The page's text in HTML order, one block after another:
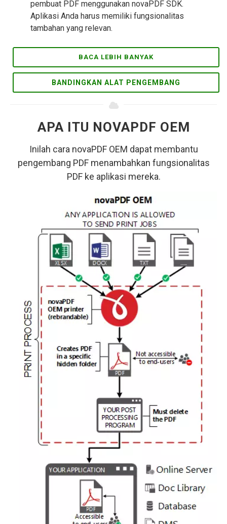
pembuat PDF menggunakan novaPDF SDK.
Aplikasi Anda harus memiliki fungsionalitas
tambahan yang relevan.
BACA LEBIH BANYAK
BANDINGKAN ALAT PENGEMBANG
APA ITU NOVAPDF OEM
Inilah cara novaPDF OEM dapat membantu
pengembang PDF menambahkan fungsionalitas
PDF ke aplikasi mereka.